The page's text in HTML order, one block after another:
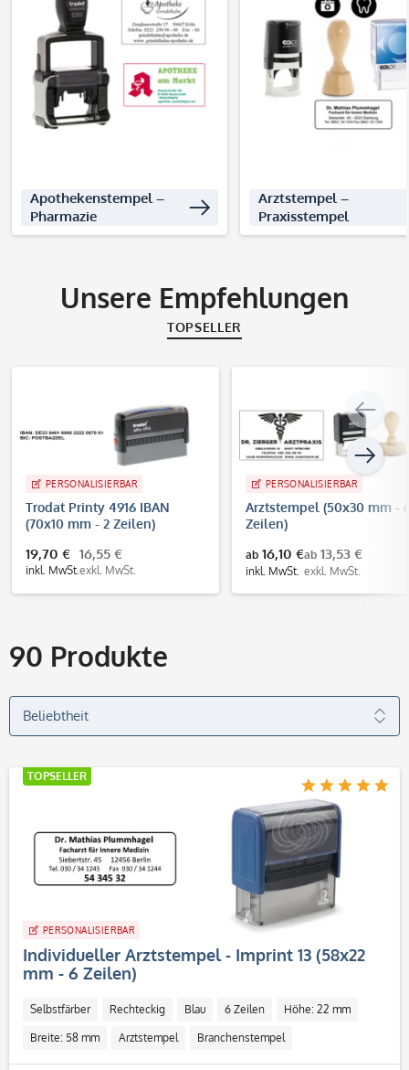
Apothekenstempel –
Pharmazie
Produkte entdecken
Arztstempel –
Praxisstempel
Produkte
Unsere Empfehlungen
TOPSELLER
PERSONALISIERBAR
Trodat Printy 4916 IBAN
(70x10 mm - 2 Zeilen)
19,70 €
inkl. MwSt.
16,55 €
exkl. MwSt.
PERSONALISIERBAR
Arztstempel (50x30 mm -
Zeilen)
ab 16,10 €
inkl. MwSt.
ab 13,53 €
exkl. MwSt.
90 Produkte
TOPSELLER
PERSONALISIERBAR
Individueller Arztstempel - Imprint 13 (58x22
mm - 6 Zeilen)
Selbstfärber Rechteckig Blau 6 Zeilen Höhe: 22 mm
Breite: 58 mm Arztstempel Branchenstempel